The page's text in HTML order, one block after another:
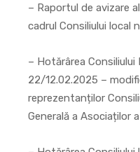
– Raportul de avizare
cadrul Consiliului local
– Hotărârea Consiliului
22/12.02.2025 –
reprezentanților
Generală a Asociaților